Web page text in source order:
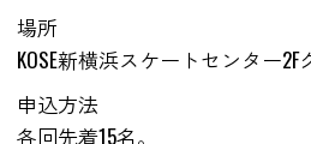
場所
KOSE新横浜スケートセンター
申込方法
各回先着15名。